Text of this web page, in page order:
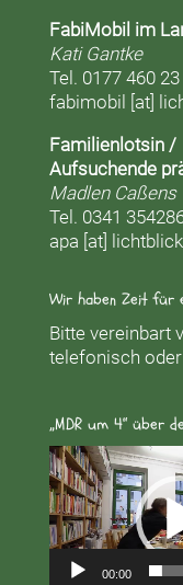
FabiMobil im
Kati Gantke
Tel. 0177 460 23
fabimobil [at]
Familienlotsin /
Aufsuchende
Madlen Caßens
Tel. 0341
apa [at]
Wir haben Zeit für
Bitte vereinbart
telefonisch
„MDR um 4“ über
Video-
Player
00:00